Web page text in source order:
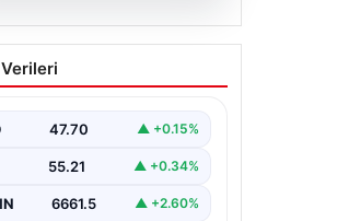
isim
açıklaması!
47.70 ▲ +0.15%
55.21 ▲ +0.34%
6661.5 ▲ +2.60%